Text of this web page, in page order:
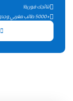
نتائجك فورية!
+5000 طالب مغربي وجدوا طريقهم بفضل 9rayti.